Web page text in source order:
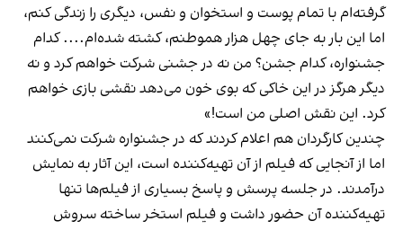
گرفته‌ام با تمام پوست و استخوان و نفس، دیگری را زندگی کنم،
اما این بار به جای چهل هزار هموطنم، کشته شده‌ام.... کدام
جشنواره، کدام جشن؟ من نه در جشنی شرکت خواهم کرد و نه
دیگر هرگز در این خاکی که بوی خون می‌دهد نقشی بازی خواهم
کرد. این نقش اصلی من است!»
چندین کارگردان هم اعلام کردند که در جشنواره شرکت نمی‌کنند
اما از آنجایی که فیلم از آن تهیه‌کننده است، این آثار به نمایش
درآمدند. در جلسه پرسش و پاسخ بسیاری از فیلم‌ها تنها
تهیه‌کننده آن حضور داشت و فیلم استخر ساخته سروش